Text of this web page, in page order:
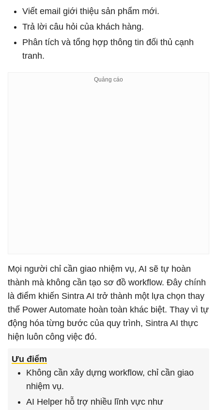
Viết email giới thiệu sản phẩm mới.
Trả lời câu hỏi của khách hàng.
Phân tích và tổng hợp thông tin đối thủ cạnh
tranh.
Mọi người chỉ cần giao nhiệm vụ, AI sẽ tự hoàn
thành mà không cần tạo sơ đồ workflow. Đây chính
là điểm khiến Sintra AI trở thành một lựa chọn thay
thế Power Automate hoàn toàn khác biệt. Thay vì tự
động hóa từng bước của quy trình, Sintra AI thực
hiện luôn công việc đó.
Ưu điểm
Không cần xây dựng workflow, chỉ cần giao
nhiệm vụ.
AI Helper hỗ trợ nhiều lĩnh vực như